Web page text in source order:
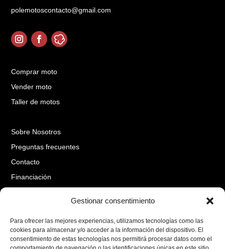
Gestionar consentimiento
Para ofrecer las mejores experiencias, utilizamos tecnologías como las
cookies para almacenar y/o acceder a la información del dispositivo. El
consentimiento de estas tecnologías nos permitirá procesar datos como el
polemotoscontacto@gmail.com
Comprar moto
Vender moto
Taller de motos
Sobre Nosotros
Preguntas frecuentes
Contacto
Financiación
Política de cookies
Cambios y Devoluciones